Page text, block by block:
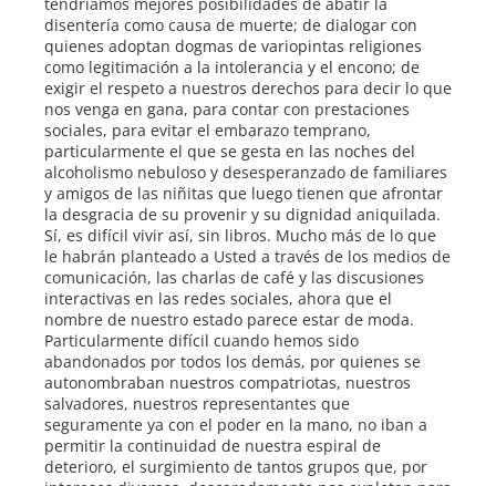
disentería como causa de muerte; de dialogar con
quienes adoptan dogmas de variopintas religiones
como legitimación a la intolerancia y el encono; de
exigir el respeto a nuestros derechos para decir lo que
nos venga en gana, para contar con prestaciones
sociales, para evitar el embarazo temprano,
particularmente el que se gesta en las noches del
alcoholismo nebuloso y desesperanzado de familiares
y amigos de las niñitas que luego tienen que afrontar
la desgracia de su provenir y su dignidad aniquilada.
Sí, es difícil vivir así, sin libros. Mucho más de lo que
le habrán planteado a Usted a través de los medios de
comunicación, las charlas de café y las discusiones
interactivas en las redes sociales, ahora que el
nombre de nuestro estado parece estar de moda.
Particularmente difícil cuando hemos sido
abandonados por todos los demás, por quienes se
autonombraban nuestros compatriotas, nuestros
salvadores, nuestros representantes que
seguramente ya con el poder en la mano, no iban a
permitir la continuidad de nuestra espiral de
deterioro, el surgimiento de tantos grupos que, por